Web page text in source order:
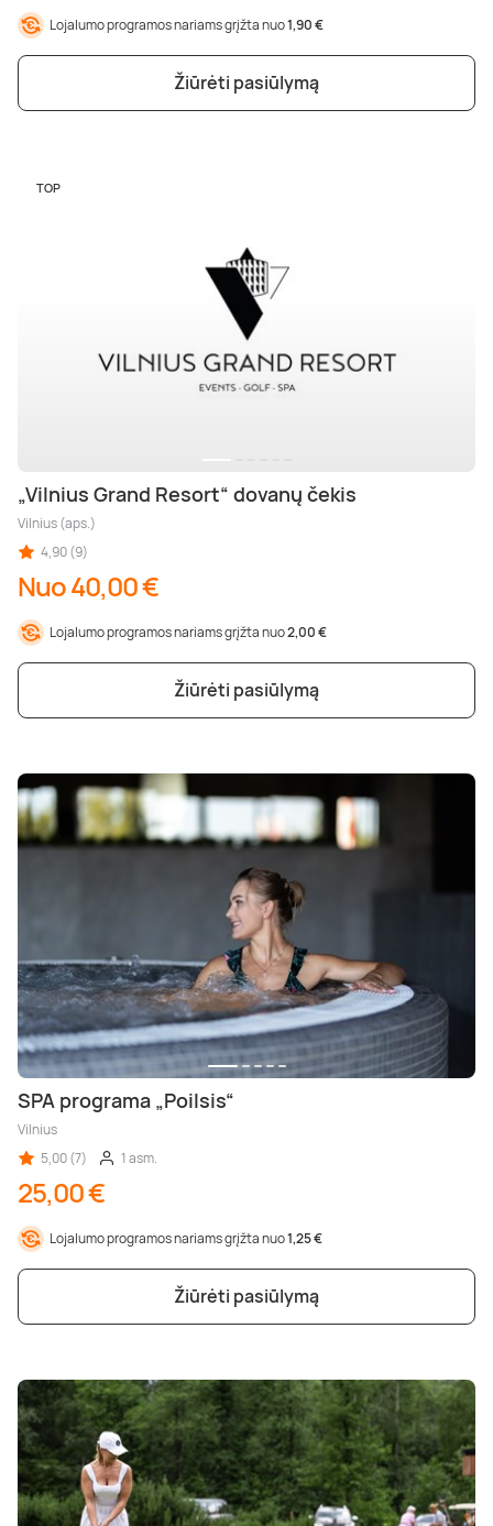
Poilsis dvaruose ir pilyse
Masažų kompleksai
Kitos vandens pramogos
Lojalumo programos nariams grįžta nuo1,90 €
Žiūrėti pasiūlymą
TOP
„Vilnius Grand Resort“ dovanų čekis
Vilnius (aps.)
4,90 (9)
Nuo 40,00 €
Lojalumo programos nariams grįžta nuo2,00 €
Žiūrėti pasiūlymą
SPA programa „Poilsis“
Vilnius
5,00 (7)
1 asm.
25,00 €
Lojalumo programos nariams grįžta nuo1,25 €
Žiūrėti pasiūlymą